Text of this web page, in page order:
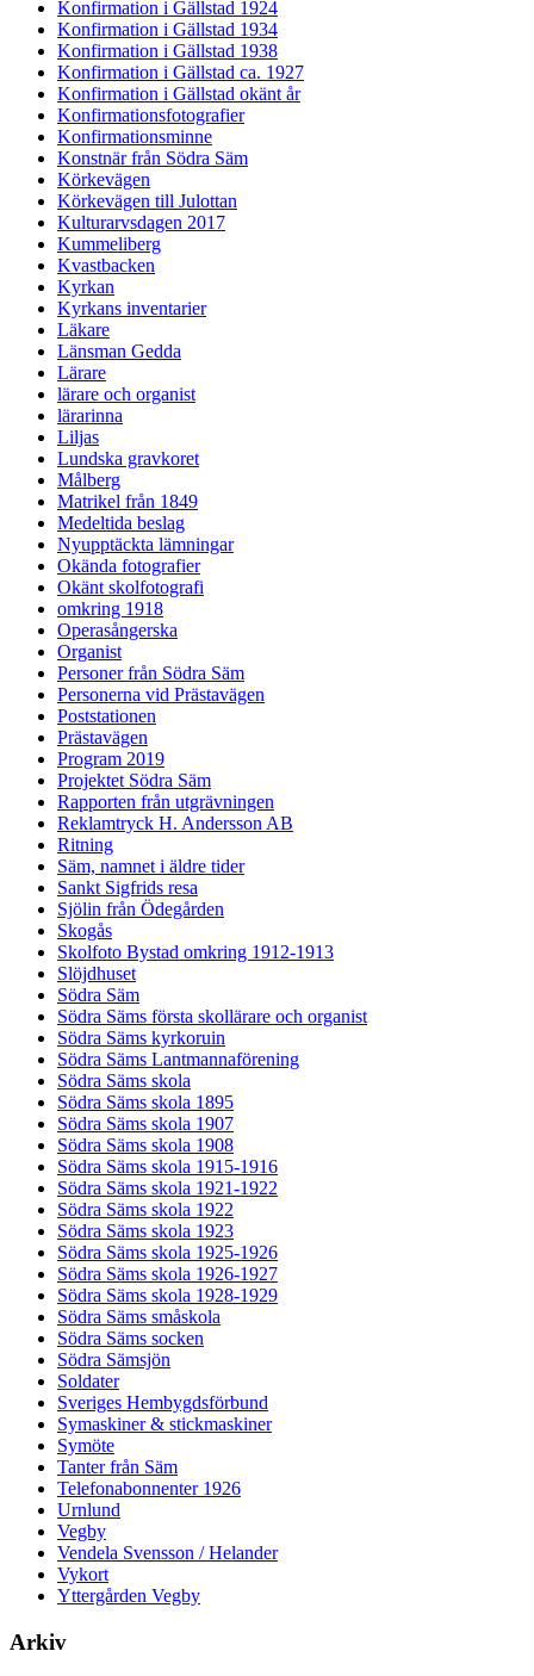
Konfirmation i Gällstad 1924
Konfirmation i Gällstad 1934
Konfirmation i Gällstad 1938
Konfirmation i Gällstad ca. 1927
Konfirmation i Gällstad okänt år
Konfirmationsfotografier
Konfirmationsminne
Konstnär från Södra Säm
Körkevägen
Körkevägen till Julottan
Kulturarvsdagen 2017
Kummeliberg
Kvastbacken
Kyrkan
Kyrkans inventarier
Läkare
Länsman Gedda
Lärare
lärare och organist
lärarinna
Liljas
Lundska gravkoret
Målberg
Matrikel från 1849
Medeltida beslag
Nyupptäckta lämningar
Okända fotografier
Okänt skolfotografi
omkring 1918
Operasångerska
Organist
Personer från Södra Säm
Personerna vid Prästavägen
Poststationen
Prästavägen
Program 2019
Projektet Södra Säm
Rapporten från utgrävningen
Reklamtryck H. Andersson AB
Ritning
Säm, namnet i äldre tider
Sankt Sigfrids resa
Sjölin från Ödegården
Skogås
Skolfoto Bystad omkring 1912-1913
Slöjdhuset
Södra Säm
Södra Säms första skollärare och organist
Södra Säms kyrkoruin
Södra Säms Lantmannaförening
Södra Säms skola
Södra Säms skola 1895
Södra Säms skola 1907
Södra Säms skola 1908
Södra Säms skola 1915-1916
Södra Säms skola 1921-1922
Södra Säms skola 1922
Södra Säms skola 1923
Södra Säms skola 1925-1926
Södra Säms skola 1926-1927
Södra Säms skola 1928-1929
Södra Säms småskola
Södra Säms socken
Södra Sämsjön
Soldater
Sveriges Hembygdsförbund
Symaskiner & stickmaskiner
Symöte
Tanter från Säm
Telefonabonnenter 1926
Urnlund
Vegby
Vendela Svensson / Helander
Vykort
Yttergården Vegby
Arkiv